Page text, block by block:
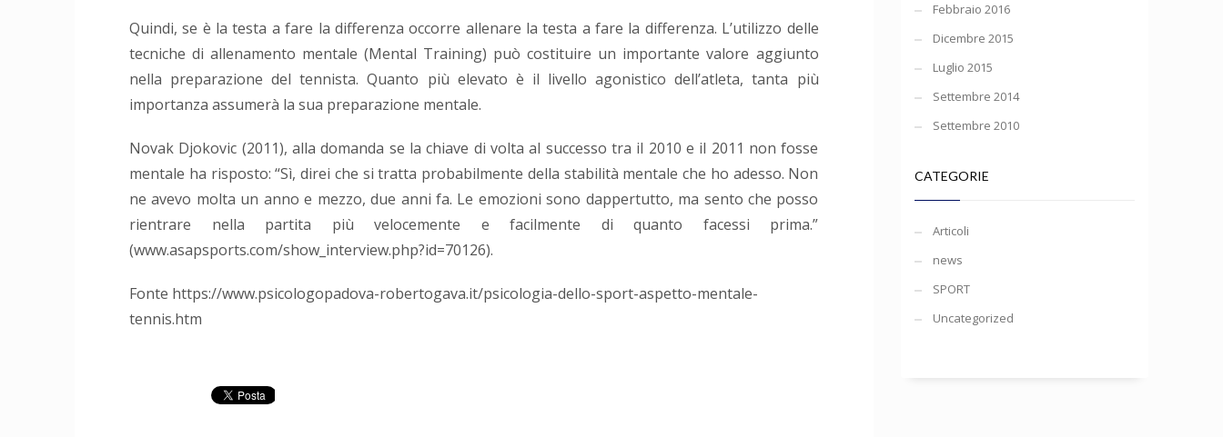
Quindi, se è la testa a fare la differenza occorre allenare la testa a fare la differenza. L’utilizzo delle
tecniche di allenamento mentale (Mental Training) può costituire un importante valore aggiunto
nella preparazione del tennista. Quanto più elevato è il livello agonistico dell’atleta, tanta più
importanza assumerà la sua preparazione mentale.
Novak Djokovic (2011), alla domanda se la chiave di volta al successo tra il 2010 e il 2011 non fosse
mentale ha risposto: “Sì, direi che si tratta probabilmente della stabilità mentale che ho adesso. Non
ne avevo molta un anno e mezzo, due anni fa. Le emozioni sono dappertutto, ma sento che posso
rientrare nella partita più velocemente e facilmente di quanto facessi prima.”
(www.asapsports.com/show_interview.php?id=70126).
Fonte https://www.psicologopadova-robertogava.it/psicologia-dello-sport-aspetto-mentale-
tennis.htm
Febbraio 2016
Dicembre 2015
Luglio 2015
Settembre 2014
Settembre 2010
CATEGORIE
Articoli
news
SPORT
Uncategorized